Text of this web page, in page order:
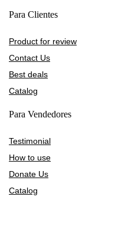
Para Clientes
Product for review
Contact Us
Best deals
Catalog
Para Vendedores
Testimonial
How to use
Donate Us
Catalog